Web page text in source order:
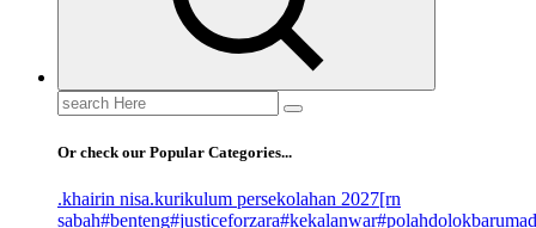
Search
for:
Or check our Popular Categories...
.khairin nisa.kurikulum persekolahan 2027[rn
sabah#benteng#justiceforzara#kekalanwar